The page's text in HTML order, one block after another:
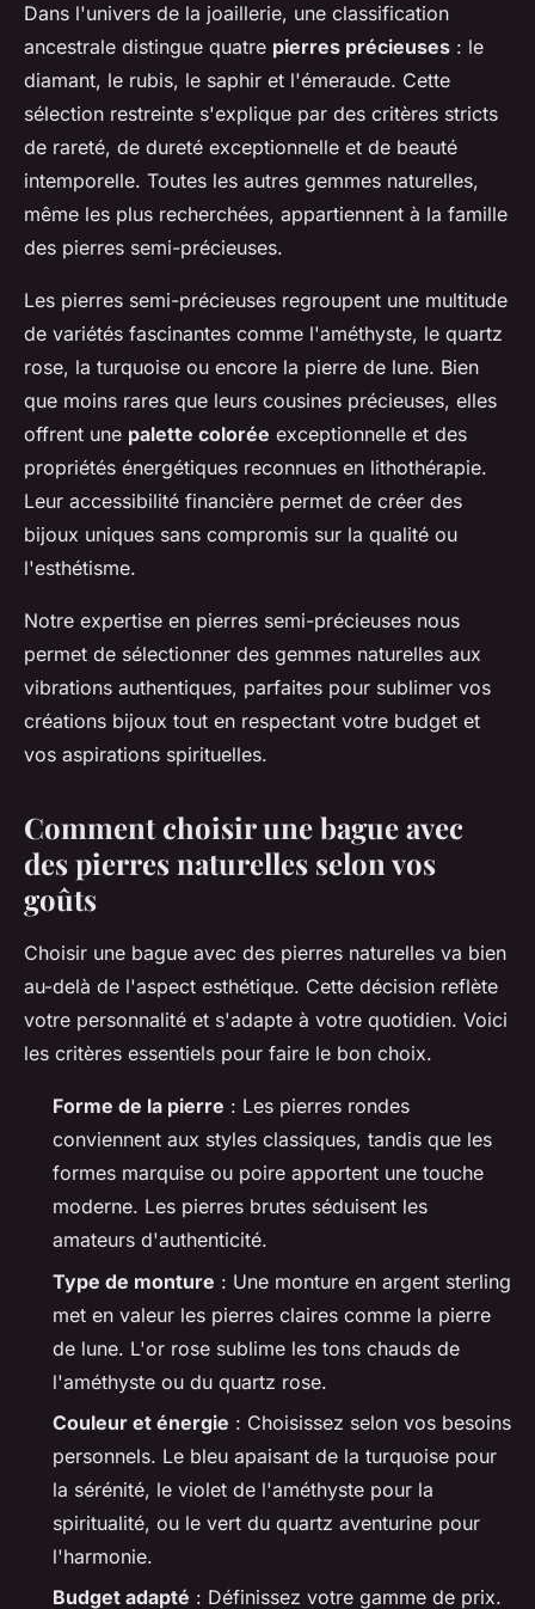
Dans l'univers de la joaillerie, une classification
ancestrale distingue quatre pierres précieuses : le
diamant, le rubis, le saphir et l'émeraude. Cette
sélection restreinte s'explique par des critères stricts
de rareté, de dureté exceptionnelle et de beauté
intemporelle. Toutes les autres gemmes naturelles,
même les plus recherchées, appartiennent à la famille
des pierres semi-précieuses.
Les pierres semi-précieuses regroupent une multitude
de variétés fascinantes comme l'améthyste, le quartz
rose, la turquoise ou encore la pierre de lune. Bien
que moins rares que leurs cousines précieuses, elles
offrent une palette colorée exceptionnelle et des
propriétés énergétiques reconnues en lithothérapie.
Leur accessibilité financière permet de créer des
bijoux uniques sans compromis sur la qualité ou
l'esthétisme.
Notre expertise en pierres semi-précieuses nous
permet de sélectionner des gemmes naturelles aux
vibrations authentiques, parfaites pour sublimer vos
créations bijoux tout en respectant votre budget et
vos aspirations spirituelles.
Comment choisir une bague avec
des pierres naturelles selon vos
goûts
Choisir une bague avec des pierres naturelles va bien
au-delà de l'aspect esthétique. Cette décision reflète
votre personnalité et s'adapte à votre quotidien. Voici
les critères essentiels pour faire le bon choix.
Forme de la pierre : Les pierres rondes
conviennent aux styles classiques, tandis que les
formes marquise ou poire apportent une touche
moderne. Les pierres brutes séduisent les
amateurs d'authenticité.
Type de monture : Une monture en argent sterling
met en valeur les pierres claires comme la pierre
de lune. L'or rose sublime les tons chauds de
l'améthyste ou du quartz rose.
Couleur et énergie : Choisissez selon vos besoins
personnels. Le bleu apaisant de la turquoise pour
la sérénité, le violet de l'améthyste pour la
spiritualité, ou le vert du quartz aventurine pour
l'harmonie.
Budget adapté : Définissez votre gamme de prix.